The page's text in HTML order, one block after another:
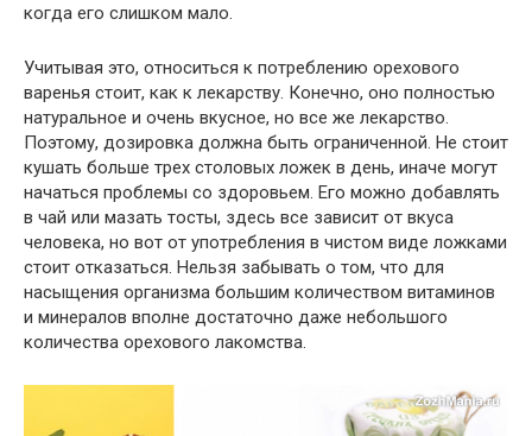
когда его слишком мало.
Учитывая это, относиться к потреблению орехового
варенья стоит, как к лекарству. Конечно, оно полностью
натуральное и очень вкусное, но все же лекарство.
Поэтому, дозировка должна быть ограниченной. Не стоит
кушать больше трех столовых ложек в день, иначе могут
начаться проблемы со здоровьем. Его можно добавлять
в чай или мазать тосты, здесь все зависит от вкуса
человека, но вот от употребления в чистом виде ложками
стоит отказаться. Нельзя забывать о том, что для
насыщения организма большим количеством витаминов
и минералов вполне достаточно даже небольшого
количества орехового лакомства.